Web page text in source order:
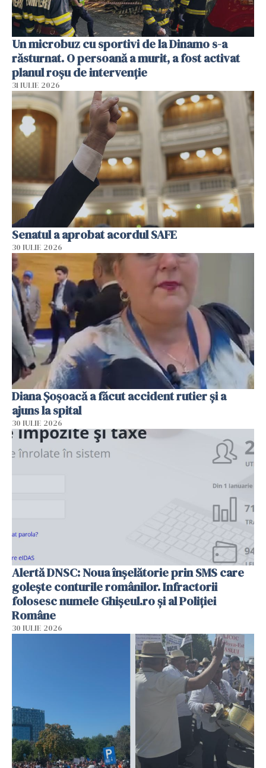
Un microbuz cu sportivi de la Dinamo s-a
răsturnat. O persoană a murit, a fost activat
planul roșu de intervenție
31 IULIE 2026
Senatul a aprobat acordul SAFE
30 IULIE 2026
Diana Șoșoacă a făcut accident rutier și a
ajuns la spital
30 IULIE 2026
Alertă DNSC: Noua înșelătorie prin SMS care
golește conturile românilor. Infractorii
folosesc numele Ghișeul.ro și al Poliției
Române
30 IULIE 2026